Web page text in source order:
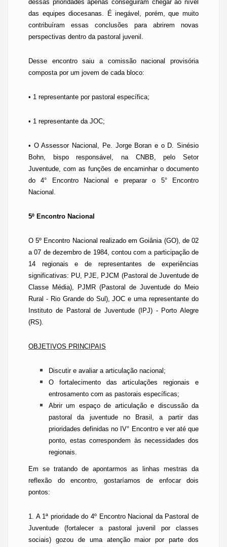
dessas prioridades apenas conseguiram chegar ao nível
das equipes diocesanas. É inegável, porém, que muito
contribuíram essas conclusões para abrirem novas
perspectivas dentro da pastoral juvenil.
Desse encontro saiu acomissão nacional provisória
composta por um jovem de cada bloco:
• 1 representante por pastoral específica;
• 1 representante da JOC;
• O Assessor Nacional, Pe. Jorge Boran e o D. Sinésio
Bohn, bispo responsável, na CNBB, pelo Setor
Juventude, com as funções de encaminhar o documento
do 4° Encontro Nacional e preparar o 5° Encontro
Nacional.
5º Encontro Nacional
O 5º Encontro Nacional realizado em Goiânia (GO), de 02
a 07 de dezembro de 1984, contou com a participação de
14 regionais e de representantes de experiências
significativas: PU, PJE, PJCM (Pastoral de Juventude de
Classe Média), PJMR (Pastoral de Juventude do Meio
Rural - Rio Grande do Sul), JOC e uma representante do
Instituto de Pastoral de Juventude (IPJ) - Porto Alegre
(RS).
OBJETIVOS PRINCIPAIS
Discutir e avaliar a articulação nacional;
O fortalecimento das articulações regionais e
entrosamento com as pastorais específicas;
Abrir um espaço de articulação e discussão da
pastoral da juventude no Brasil, a partir das
prioridades definidas no IV° Encontro e ver até que
ponto, estas correspondem às necessidades dos
regionais.
Em se tratando de apontarmos as linhas mestras da
reflexão do encontro, gostaríamos de enfocar dois
pontos:
1. A 1ª prioridade do 4º Encontro Nacional da Pastoral de
Juventude (fortalecer a pastoral juvenil por classes
sociais) gozou de uma atenção maior por parte dos